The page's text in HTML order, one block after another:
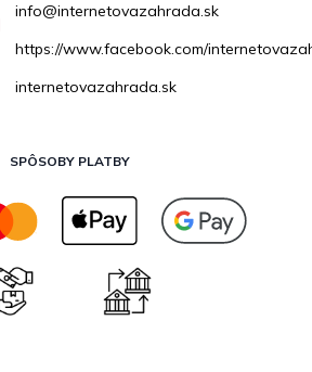
info@internetovazahrada.sk
https://www.facebook.com/
internetovazahrada.sk
SPÔSOBY PLATBY